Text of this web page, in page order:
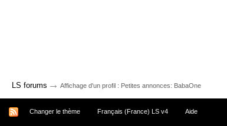
LS forums → Affichage d'un profil : Petites annonces: BabaOne
Changer le thème Français (France) LS v4 Aide